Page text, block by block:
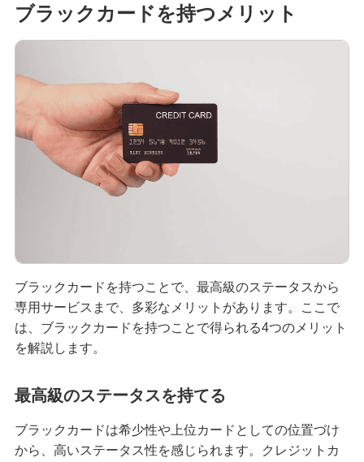
イクラスのメリット・注意点も解説
クレジットカードを英語で言うと？海外旅行で使
える基本フレーズをまとめて紹介
iDとクレジットカードの違いは？ポイント還元率
を高める方法も紹介
高校生はクレジットカードに申し込めない！カー
ドを持つための代替手段と注意点を解説
【初心者必見】クレジットカードのメリットとデ
数料の有無や注意点も解説
ブラックカードを持つメリット
ブラックカードを持つことで、最高級のステータスから
専用サービスまで、多彩なメリットがあります。ここで
は、ブラックカードを持つことで得られる4つのメリット
を解説します。
最高級のステータスを持てる
ブラックカードは希少性や上位カードとしての位置づけ
から、高いステータス性を感じられます。クレジットカ